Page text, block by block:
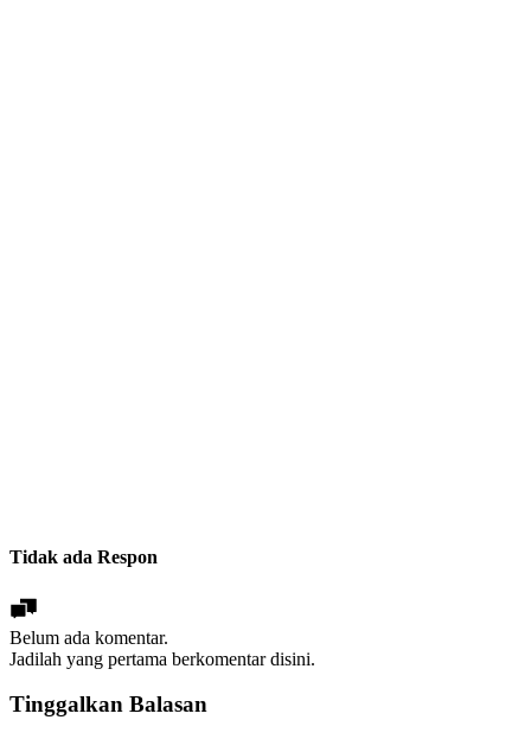
Tidak ada Respon
Belum ada komentar.
Jadilah yang pertama berkomentar disini.
Tinggalkan Balasan